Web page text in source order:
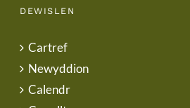
DEWISLEN
Cartref
Newyddion
Calendr